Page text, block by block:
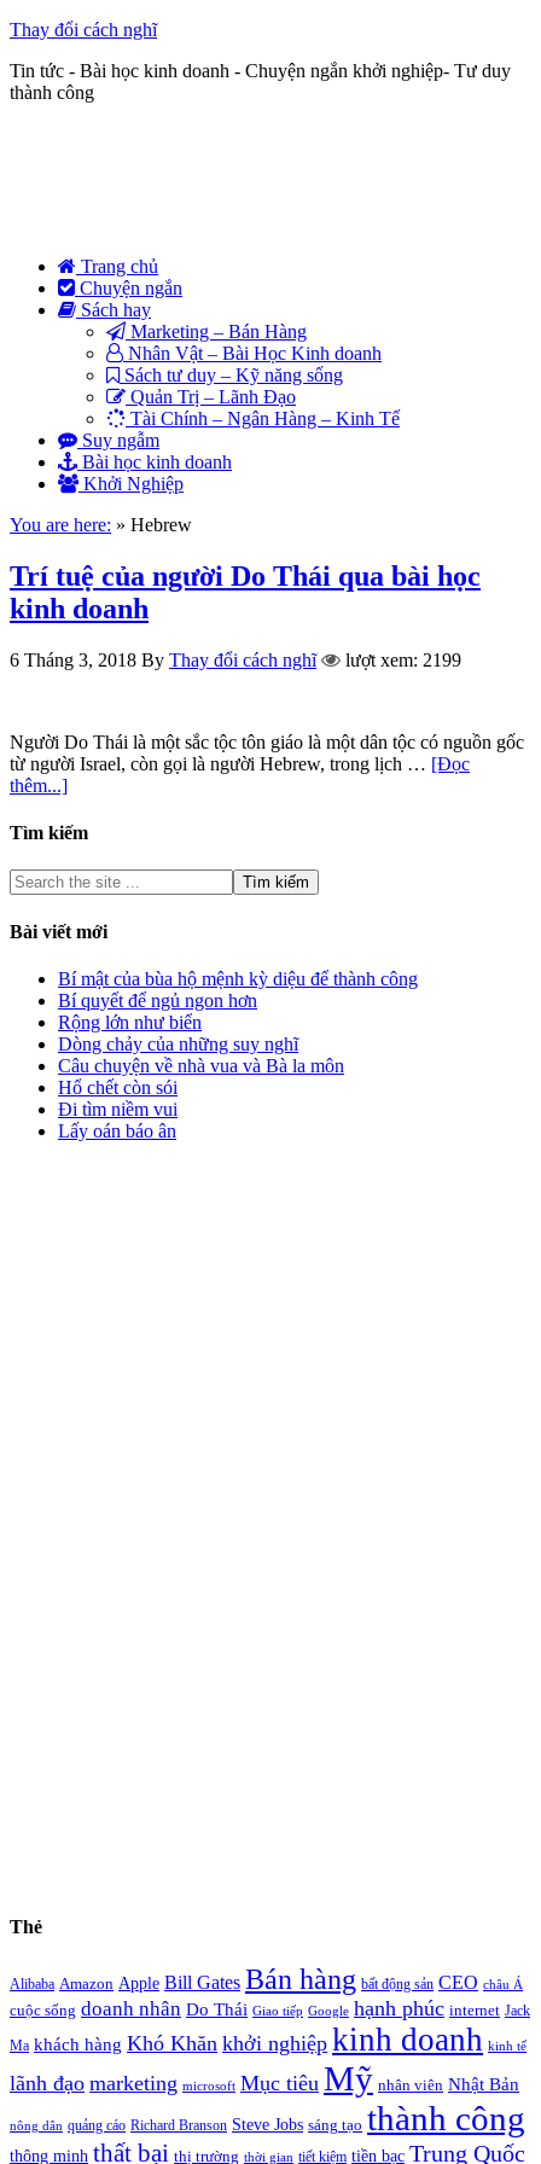
Thay đổi cách nghĩ
Tin tức - Bài học kinh doanh - Chuyện ngắn khởi nghiệp- Tư duy
thành công
Trang chủ
Chuyện ngắn
Sách hay
Marketing – Bán Hàng
Nhân Vật – Bài Học Kinh doanh
Sách tư duy – Kỹ năng sống
Quản Trị – Lãnh Đạo
Tài Chính – Ngân Hàng – Kinh Tế
Suy ngẫm
Bài học kinh doanh
Khởi Nghiệp
You are here: » Hebrew
Trí tuệ của người Do Thái qua bài học
kinh doanh
6 Tháng 3, 2018 By Thay đổi cách nghĩ lượt xem: 2199
Người Do Thái là một sắc tộc tôn giáo là một dân tộc có nguồn gốc
từ người Israel, còn gọi là người Hebrew, trong lịch … [Đọc
thêm...]
Tìm kiếm
Bài viết mới
Bí mật của bùa hộ mệnh kỳ diệu để thành công
Bí quyết để ngủ ngon hơn
Rộng lớn như biển
Dòng chảy của những suy nghĩ
Câu chuyện về nhà vua và Bà la môn
Hổ chết còn sói
Đi tìm niềm vui
Lấy oán báo ân
Thẻ
Alibaba Amazon Apple Bill Gates Bán hàng bất động sản CEO châu Á
cuộc sống doanh nhân Do Thái Giao tiếp Google hạnh phúc internet Jack
Ma khách hàng Khó Khăn khởi nghiệp kinh doanh kinh tế
lãnh đạo marketing microsoft Mục tiêu Mỹ nhân viên Nhật Bản
nông dân quảng cáo Richard Branson Steve Jobs sáng tạo thành công
thông minh thất bại thị trường thời gian tiết kiệm tiền bạc Trung Quốc